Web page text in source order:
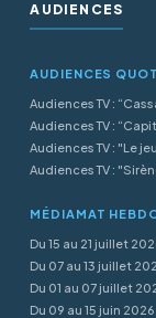
AUDIENCES
AUDIENCES
Audiences TV :
Audiences TV :
Audiences TV : "Le
Audiences TV :
MÉDIAMAT
Du 15 au 21 juillet
Du 07 au 13 juillet
Du 01 au 07 juillet
Du 09 au 15 juin 2026